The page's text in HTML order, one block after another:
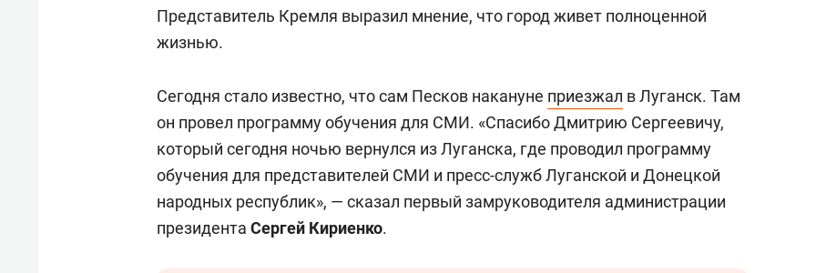
Представитель Кремля выразил мнение, что город живет полноценной
жизнью.
Сегодня стало известно, что сам Песков накануне приезжал в Луганск. Там
он провел программу обучения для СМИ. «Спасибо Дмитрию Сергеевичу,
который сегодня ночью вернулся из Луганска, где проводил программу
обучения для представителей СМИ и пресс-служб Луганской и Донецкой
народных республик», — сказал первый замруководителя администрации
президента Сергей Кириенко.